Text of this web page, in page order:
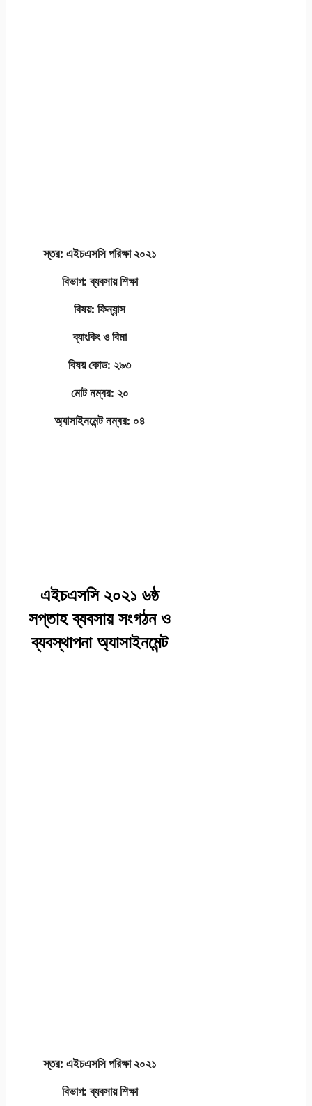
স্তর: এইচএসসি পরিক্ষা ২০২১
বিভাগ: ব্যবসায় শিক্ষা
বিষয়: ফিন্যান্স
ব্যাংকিং ও বিমা
বিষয় কোড: ২৯৩
মোট নম্বর: ২০
অ্যাসাইনমেন্ট নম্বর: ০৪
এইচএসসি ২০২১ ৬ষ্ঠ
সপ্তাহ ব্যবসায় সংগঠন ও
ব্যবস্থাপনা অ্যাসাইনমেন্ট
স্তর: এইচএসসি পরিক্ষা ২০২১
বিভাগ: ব্যবসায় শিক্ষা